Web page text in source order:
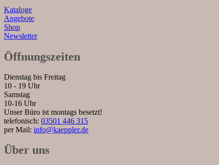
Kataloge
Angebote
Shop
Newsletter
Öffnungszeiten
Dienstag bis Freitag
10 - 19 Uhr
Samstag
10-16 Uhr
Unser Büro ist montags besetzt!
telefonisch: 03501 446 315
per Mail: info@kaeppler.de
Über uns